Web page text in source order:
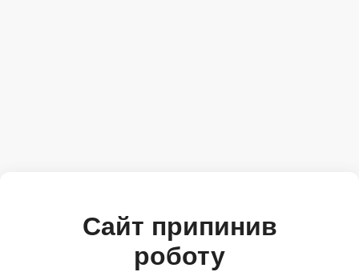
Сайт припинив
роботу